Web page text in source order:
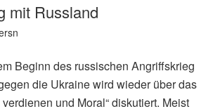
mit Russland
Beginn des russischen Angriffskrieg
die Ukraine wird wieder über das
und Moral“ diskutiert. Meist